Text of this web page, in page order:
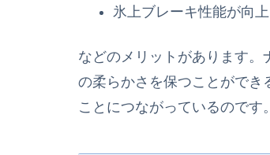
氷上ブレーキ性能が向上
などのメリットがあります
の柔らかさを保つことができ
ことにつながっているのです。